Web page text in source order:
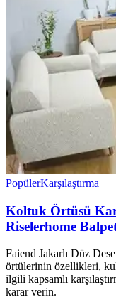
PopülerKarşılaştırma
Koltuk Örtüsü
Riselerhome
Faiend Jakarlı Düz
örtülerinin özellikleri,
ilgili kapsamlı
karar verin.